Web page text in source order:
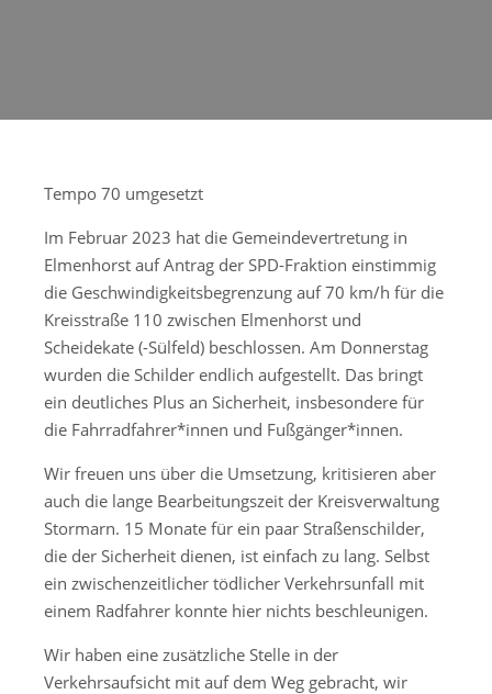
Tempo 70 umgesetzt
Im Februar 2023 hat die Gemeindevertretung in
Elmenhorst auf Antrag der SPD-Fraktion einstimmig
die Geschwindigkeitsbegrenzung auf 70 km/h für die
Kreisstraße 110 zwischen Elmenhorst und
Scheidekate (-Sülfeld) beschlossen. Am Donnerstag
wurden die Schilder endlich aufgestellt. Das bringt
ein deutliches Plus an Sicherheit, insbesondere für
die Fahrradfahrer*innen und Fußgänger*innen.
Wir freuen uns über die Umsetzung, kritisieren aber
auch die lange Bearbeitungszeit der Kreisverwaltung
Stormarn. 15 Monate für ein paar Straßenschilder,
die der Sicherheit dienen, ist einfach zu lang. Selbst
ein zwischenzeitlicher tödlicher Verkehrsunfall mit
einem Radfahrer konnte hier nichts beschleunigen.
Wir haben eine zusätzliche Stelle in der
Verkehrsaufsicht mit auf dem Weg gebracht, wir